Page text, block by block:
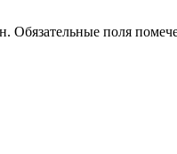
Обязательные поля